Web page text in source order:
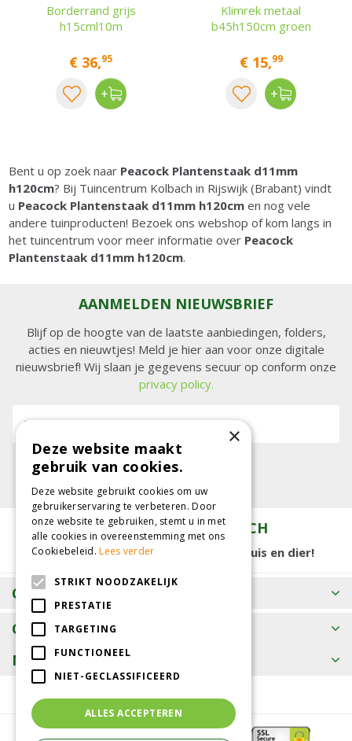
Borderrand grijs
h15cml10m
€ 36,95
Klimrek metaal
b45h150cm groen
€ 15,99
Bent u op zoek naar Peacock Plantenstaak d11mm
h120cm? Bij Tuincentrum Kolbach in Rijswijk (Brabant) vindt
u Peacock Plantenstaak d11mm h120cm en nog vele
andere tuinproducten! Bezoek ons webshop of kom langs in
het tuincentrum voor meer informatie over Peacock
Plantenstaak d11mm h120cm.
AANMELDEN NIEUWSBRIEF
Blijf op de hoogte van de laatste aanbiedingen, folders,
acties en nieuwtjes! Meld je hier aan voor onze digitale
nieuwsbrief! Wij slaan je gegevens secuur op conform onze
privacy policy.
E-mailadres:
TUINCENTRUM KOLBACH
15.000 m2 winkelplezier voor tuin, huis en dier!
OPENINGSTIJDEN
CONTACT
MEER INFORMATIE
×
Deze website maakt
gebruik van cookies.
Deze website gebruikt cookies om uw
gebruikerservaring te verbeteren. Door
onze website te gebruiken, stemt u in met
alle cookies in overeenstemming met ons
Cookiebeleid.Lees verder
STRIKT NOODZAKELIJK
PRESTATIE
TARGETING
FUNCTIONEEL
NIET-GECLASSIFICEERD
ALLES ACCEPTEREN